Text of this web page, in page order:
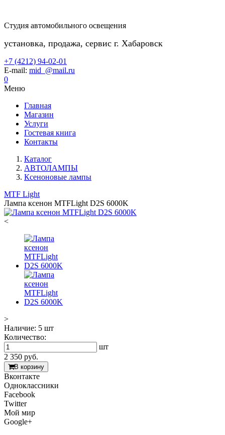
Студия автомобильного освещения
установка, продажа, сервис г. Хабаровск
+7 (4212) 94-02-01
E-mail: mid_@mail.ru
0
Меню
Главная
Магазин
Услуги
Гостевая книга
Контакты
Каталог
АВТОЛАМПЫ
Ксеноновые лампы
MTF Light
Лампа ксенон MTFLight D2S 6000K
<
>
Наличие: 5 шт
Количество:
шт
2 350 руб.
В корзину
Вконтакте
Одноклассники
Facebook
Twitter
Мой мир
Google+